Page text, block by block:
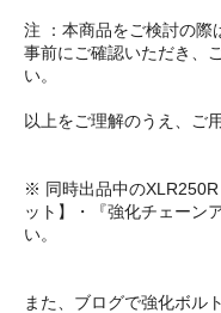
注 ：本商品をご検討の際
事前にご確認いただき、
い。
以上をご理解のうえ、ご
※ 同時出品中の
ット】・『強化チェーン
い。
また、ブログで強化ボル